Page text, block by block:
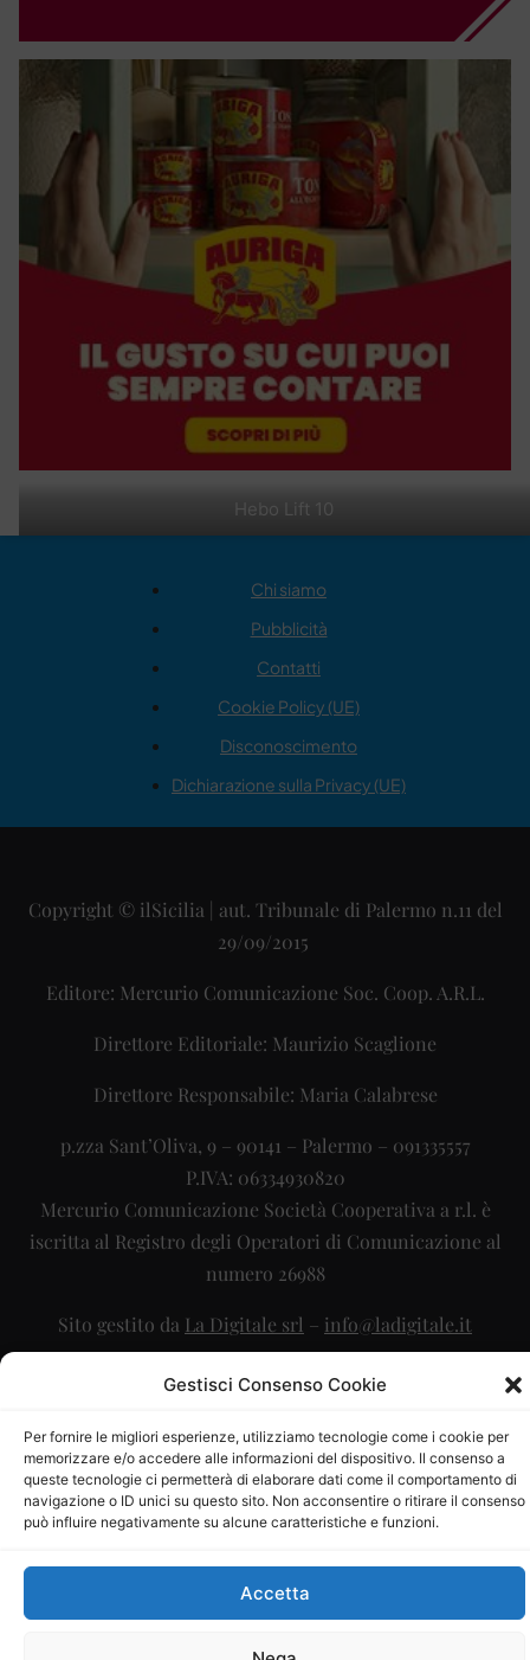
Gestisci Consenso Cookie
Per fornire le migliori esperienze, utilizziamo tecnologie come i cookie per
memorizzare e/o accedere alle informazioni del dispositivo. Il consenso a
queste tecnologie ci permetterà di elaborare dati come il comportamento di
navigazione o ID unici su questo sito. Non acconsentire o ritirare il consenso
può influire negativamente su alcune caratteristiche e funzioni.
Accetta
Hebo Lift 10
Chi siamo
Pubblicità
Contatti
Cookie Policy (UE)
Disconoscimento
Dichiarazione sulla Privacy (UE)
Copyright © ilSicilia | aut. Tribunale di Palermo n.11 del
29/09/2015
Editore: Mercurio Comunicazione Soc. Coop. A.R.L.
Direttore Editoriale: Maurizio Scaglione
Direttore Responsabile: Maria Calabrese
p.zza Sant’Oliva, 9 – 90141 – Palermo – 091335557
P.IVA: 06334930820
Mercurio Comunicazione Società Cooperativa a r.l. è
iscritta al Registro degli Operatori di Comunicazione al
numero 26988
Sito gestito da La Digitale srl – info@ladigitale.it